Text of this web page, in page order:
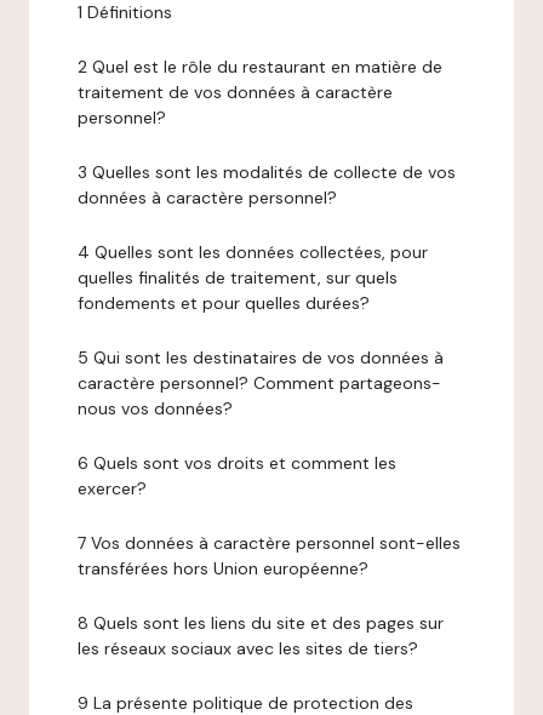
1 Définitions
2 Quel est le rôle du restaurant en matière de
traitement de vos données à caractère
personnel?
3 Quelles sont les modalités de collecte de vos
données à caractère personnel?
4 Quelles sont les données collectées, pour
quelles finalités de traitement, sur quels
fondements et pour quelles durées?
5 Qui sont les destinataires de vos données à
caractère personnel? Comment partageons-
nous vos données?
6 Quels sont vos droits et comment les
exercer?
7 Vos données à caractère personnel sont-elles
transférées hors Union européenne?
8 Quels sont les liens du site et des pages sur
les réseaux sociaux avec les sites de tiers?
9 La présente politique de protection des